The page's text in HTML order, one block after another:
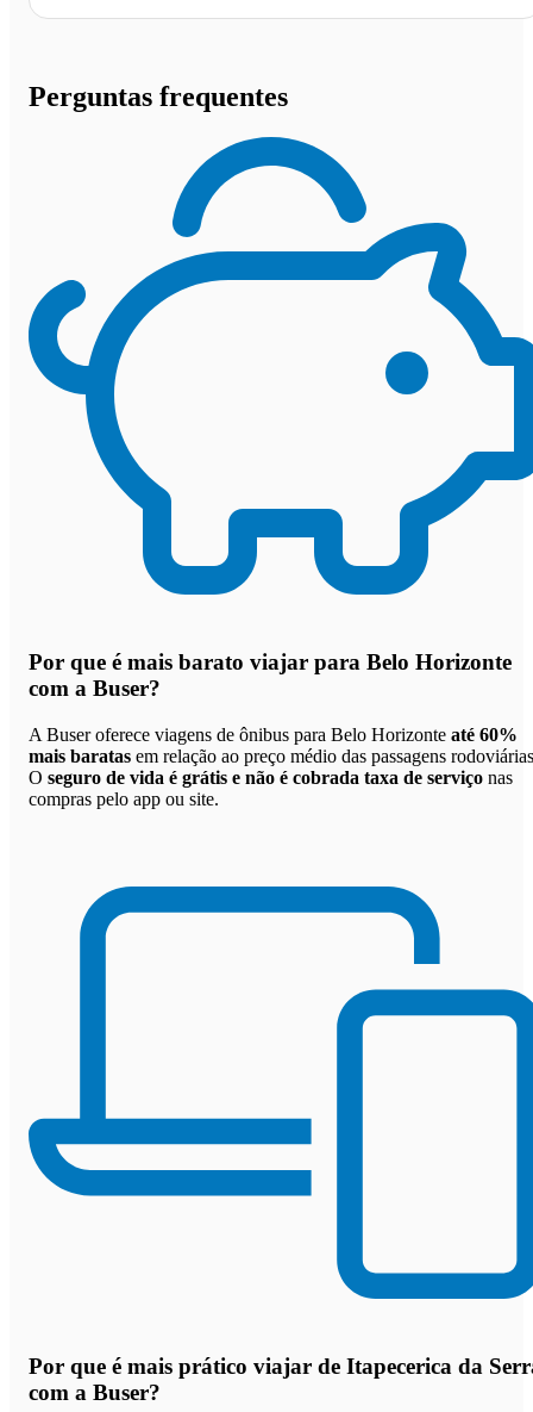
Perguntas frequentes
Por que é mais barato viajar para Belo Horizonte
com a Buser?
A Buser oferece viagens de ônibus para Belo Horizonte até 60%
mais baratas em relação ao preço médio das passagens
O seguro de vida é grátis e não é cobrada taxa de serviço nas
compras pelo app ou site.
Por que é mais prático viajar de Itapecerica da
com a Buser?